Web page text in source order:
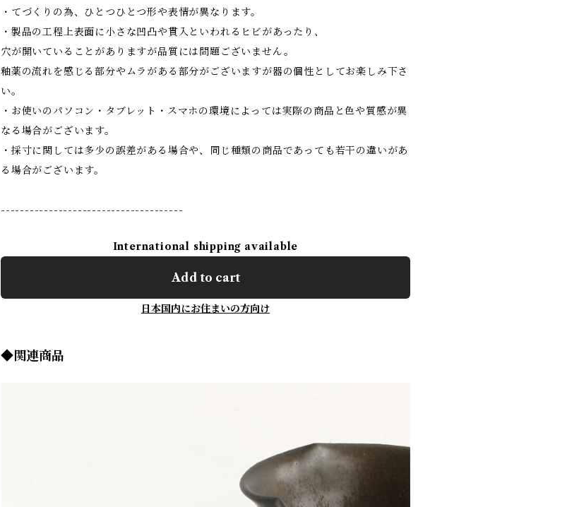
・てづくりの為、ひとつひとつ形や表情が異なります。
・製品の工程上表面に小さな凹凸や貫入といわれるヒビがあったり、
穴が開いていることがありますが品質には問題ございません。
釉薬の流れを感じる部分やムラがある部分がございますが器の個性としてお楽しみ下さ
い。
・お使いのパソコン・タブレット・スマホの環境によっては実際の商品と色や質感が異
なる場合がございます。
・採寸に関しては多少の誤差がある場合や、同じ種類の商品であっても若干の違いがあ
る場合がございます。
--------------------------------------
International shipping available
Add to cart
日本国内にお住まいの方向け
◆関連商品